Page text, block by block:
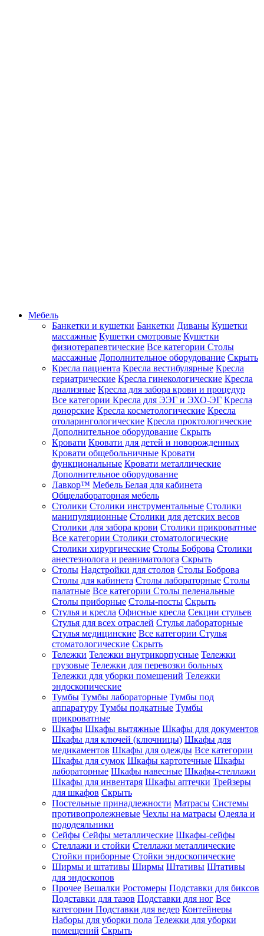
Мебель
Банкетки и кушетки Банкетки Диваны Кушетки
массажные Кушетки смотровые Кушетки
физиотерапевтические Все категории Столы
массажные Дополнительное оборудование Скрыть
Кресла пациента Кресла вестибулярные Кресла
гериатрические Кресла гинекологические Кресла
диализные Кресла для забора крови и процедур
Все категории Кресла для ЭЭГ и ЭХО-ЭГ Кресла
донорские Кресла косметологические Кресла
отоларингологические Кресла проктологические
Дополнительное оборудование Скрыть
Кровати Кровати для детей и новорожденных
Кровати общебольничные Кровати
функциональные Кровати металлические
Дополнительное оборудование
Лавкор™ Мебель Белая для кабинета
Общелабораторная мебель
Столики Столики инструментальные Столики
манипуляционные Столики для детских весов
Столики для забора крови Столики прикроватные
Все категории Столики стоматологические
Столики хирургические Столы Боброва Столики
анестезиолога и реаниматолога Скрыть
Столы Надстройки для столов Столы Боброва
Столы для кабинета Столы лабораторные Столы
палатные Все категории Столы пеленальные
Столы приборные Столы-посты Скрыть
Стулья и кресла Офисные кресла Секции стульев
Стулья для всех отраслей Стулья лабораторные
Стулья медицинские Все категории Стулья
стоматологические Скрыть
Тележки Тележки внутрикорпусные Тележки
грузовые Тележки для перевозки больных
Тележки для уборки помещений Тележки
эндоскопические
Тумбы Тумбы лабораторные Тумбы под
аппаратуру Тумбы подкатные Тумбы
прикроватные
Шкафы Шкафы вытяжные Шкафы для документов
Шкафы для ключей (ключницы) Шкафы для
медикаментов Шкафы для одежды Все категории
Шкафы для сумок Шкафы картотечные Шкафы
лабораторные Шкафы навесные Шкафы-стеллажи
Шкафы для инвентаря Шкафы аптечки Трейзеры
для шкафов Скрыть
Постельные принадлежности Матрасы Системы
противопролежневые Чехлы на матрасы Одеяла и
пододеяльники
Сейфы Сейфы металлические Шкафы-сейфы
Стеллажи и стойки Стеллажи металлические
Стойки приборные Стойки эндоскопические
Ширмы и штативы Ширмы Штативы Штативы
для эндоскопов
Прочее Вешалки Ростомеры Подставки для биксов
Подставки для тазов Подставки для ног Все
категории Подставки для ведер Контейнеры
Наборы для уборки пола Тележки для уборки
помещений Скрыть